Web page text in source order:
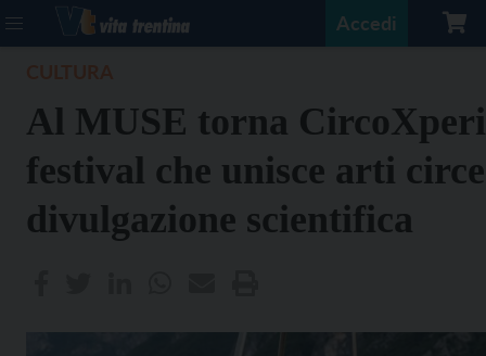
Accedi
Al MUSE torna
festival che unisce arti
divulgazione scientifica